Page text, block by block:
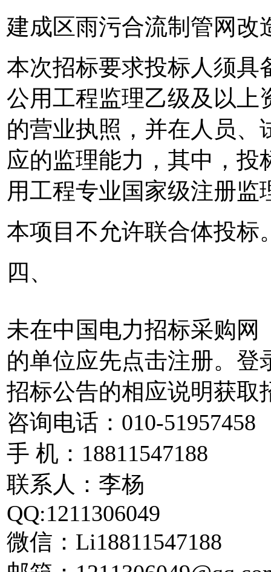
建成区雨污合流制管网改
本次招标要求投标人须具
公用工程监理乙级及以上
的营业执照，并在人员、
应的监理能力，其中，投
用工程专业国家级注册监
本项目不允许联合体投标
四、
未在中国电力招标采购网
的单位应先点击注册。登
招标公告的相应说明获取
咨询电话：010-51957458
手 机：18811547188
联系人：李杨
QQ:1211306049
微信：Li18811547188